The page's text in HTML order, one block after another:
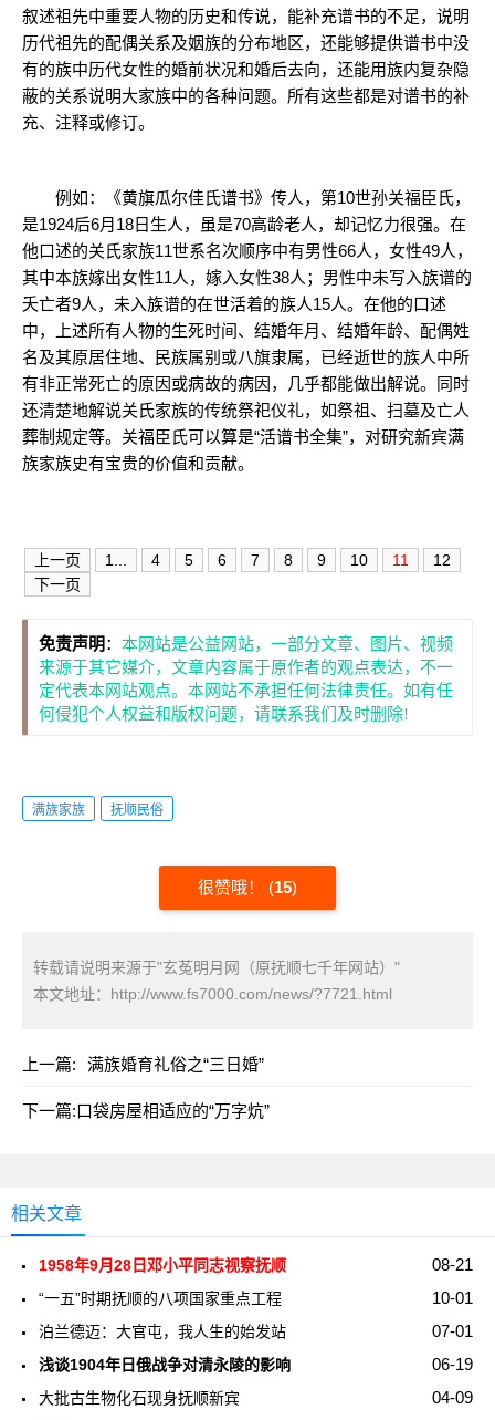
叙述祖先中重要人物的历史和传说，能补充谱书的不足，说明
历代祖先的配偶关系及姻族的分布地区，还能够提供谱书中没
有的族中历代女性的婚前状况和婚后去向，还能用族内复杂隐
蔽的关系说明大家族中的各种问题。所有这些都是对谱书的补
充、注释或修订。
例如：《黄旗瓜尔佳氏谱书》传人，第10世孙关福臣氏，
是1924后6月18日生人，虽是70高龄老人，却记忆力很强。在
他口述的关氏家族11世系名次顺序中有男性66人，女性49人，
其中本族嫁出女性11人，嫁入女性38人；男性中未写入族谱的
夭亡者9人，未入族谱的在世活着的族人15人。在他的口述
中，上述所有人物的生死时间、结婚年月、结婚年龄、配偶姓
名及其原居住地、民族属别或八旗隶属，已经逝世的族人中所
有非正常死亡的原因或病故的病因，几乎都能做出解说。同时
还清楚地解说关氏家族的传统祭祀仪礼，如祭祖、扫墓及亡人
葬制规定等。关福臣氏可以算是“活谱书全集”，对研究新宾满
族家族史有宝贵的价值和贡献。
上一页 1... 4 5 6 7 8 9 10 11
12
下一页
免责声明 ： 本网站是公益网站，一部分文章、图片、视频
来源于其它媒介，文章内容属于原作者的观点表达，不一
定代表本网站观点。本网站不承担任何法律责任。如有任
何侵犯个人权益和版权问题，请联系我们及时删除!
满族家族 抚顺民俗
很赞哦！ (15)
转载请说明来源于"玄菟明月网（原抚顺七千年网站）"
本文地址： http://www.fs7000.com/news/?7721.html
上一篇: 满族婚育礼俗之“三日婚”
下一篇:口袋房屋相适应的“万字炕”
相关文章
08-21
1958年9月28日邓小平同志视察抚顺
10-01
“一五”时期抚顺的八项国家重点工程
07-01
泊兰德迈：大官屯，我人生的始发站
06-19
浅谈1904年日俄战争对清永陵的影响
04-09
大批古生物化石现身抚顺新宾